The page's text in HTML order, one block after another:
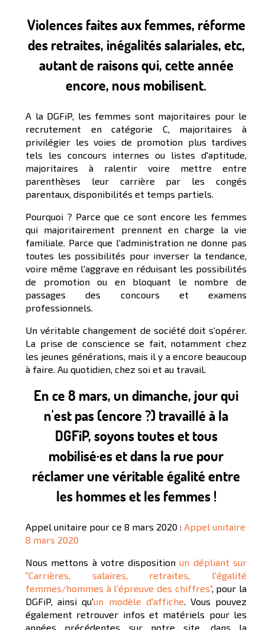
Violences faites aux femmes, réforme
des retraites, inégalités salariales, etc,
autant de raisons qui, cette année
encore, nous mobilisent.
A la DGFiP, les femmes sont majoritaires pour le
recrutement en catégorie C, majoritaires à
privilégier les voies de promotion plus tardives
tels les concours internes ou listes d'aptitude,
majoritaires à ralentir voire mettre entre
parenthèses leur carrière par les congés
parentaux, disponibilités et temps partiels.
Pourquoi ? Parce que ce sont encore les femmes
qui majoritairement prennent en charge la vie
familiale. Parce que l'administration ne donne pas
toutes les possibilités pour inverser la tendance,
voire même l'aggrave en réduisant les possibilités
de promotion ou en bloquant le nombre de
passages des concours et examens
professionnels.
Un véritable changement de société doit s'opérer.
La prise de conscience se fait, notamment chez
les jeunes générations, mais il y a encore beaucoup
à faire. Au quotidien, chez soi et au travail.
En ce 8 mars, un dimanche, jour qui
n'est pas (encore ?) travaillé à la
DGFiP, soyons toutes et tous
mobilisé·es et dans la rue pour
réclamer une véritable égalité entre
les hommes et les femmes !
Appel unitaire pour ce 8 mars 2020 : Appel unitaire
8 mars 2020
Nous mettons à votre disposition un dépliant sur
"Carrières, salaires, retraites, l'égalité
femmes/hommes à l'épreuve des chiffres", pour la
DGFiP, ainsi qu'un modèle d'affiche. Vous pouvez
également retrouver infos et matériels pour les
années précédentes sur notre site, dans la